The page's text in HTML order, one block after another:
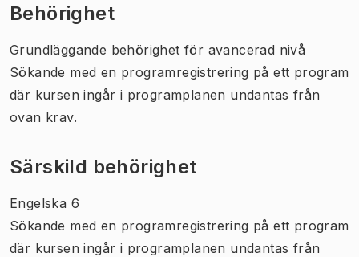
Behörighet
Grundläggande behörighet för avancerad nivå
Sökande med en programregistrering på ett program
där kursen ingår i programplanen undantas från
ovan krav.
Särskild behörighet
Engelska 6
Sökande med en programregistrering på ett program
där kursen ingår i programplanen undantas från